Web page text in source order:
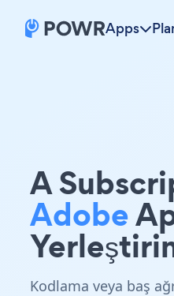
Apps
A
Adobe
Kodlama veya baş